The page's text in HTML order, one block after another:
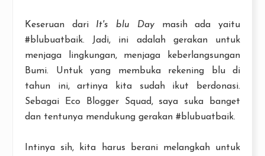
Keseruan dari It's blu Daymasih ada yaitu
#blubuatbaik. Jadi, ini adalah gerakan untuk
menjaga lingkungan, menjaga keberlangsungan
Bumi. Untuk yang membuka rekening blu di
tahun ini, artinya kita sudah ikut berdonasi.
Sebagai Eco Blogger Squad, saya suka banget
dan tentunya mendukung gerakan #blubuatbaik.
Intinya sih, kita harus berani melangkah untuk